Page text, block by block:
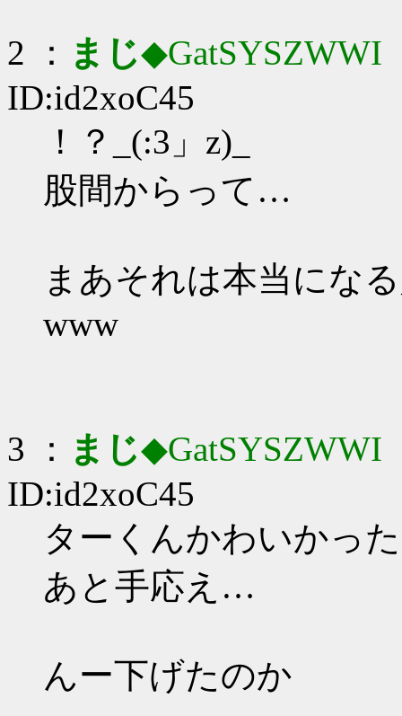
2 ： まじ◆GatSYSZWWI
ID:id2xoC45
！？_(:3」z)_
股間からって…
まあそれは本当にな
www
3 ： まじ◆GatSYSZWWI
ID:id2xoC45
ターくんかわいかっ
あと手応え…
んー下げたのか